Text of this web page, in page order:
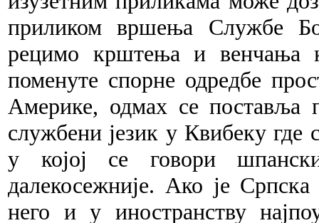
приликом вршења Службе
рецимо крштења и венчања
поменуте спорне одредбе
Америке, одмах се поставља
службени језик у Квибеку где
у којој се говори шпан
далекосежније. Ако је Српска
него и у иностранству